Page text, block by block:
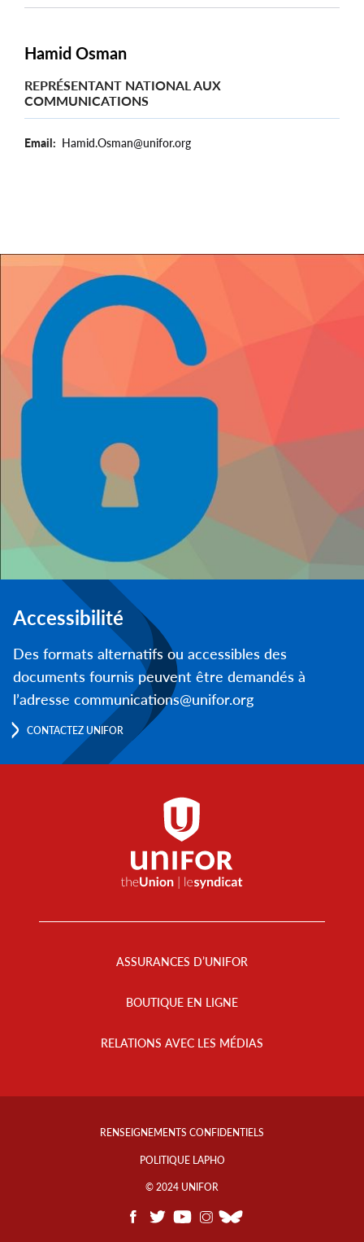
Hamid Osman
REPRÉSENTANT NATIONAL AUX
COMMUNICATIONS
Email Hamid.Osman@unifor.org
Accessibilité
Des formats alternatifs ou accessibles des
documents fournis peuvent être demandés à
l’adresse communications@unifor.org
CONTACTEZ UNIFOR
ASSURANCES D’UNIFOR
BOUTIQUE EN LIGNE
RELATIONS AVEC LES MÉDIAS
Footer
RENSEIGNEMENTS CONFIDENTIELS
POLITIQUE LAPHO
© 2024 UNIFOR